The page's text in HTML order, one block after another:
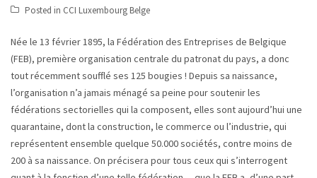
Posted in CCI Luxembourg Belge
Née le 13 février 1895, la Fédération des Entreprises de Belgique
(FEB), première organisation centrale du patronat du pays, a donc
tout récemment soufflé ses 125 bougies ! Depuis sa naissance,
l’organisation n’a jamais ménagé sa peine pour soutenir les
fédérations sectorielles qui la composent, elles sont aujourd’hui une
quarantaine, dont la construction, le commerce ou l’industrie, qui
représentent ensemble quelque 50.000 sociétés, contre moins de
200 à sa naissance. On précisera pour tous ceux qui s’interrogent